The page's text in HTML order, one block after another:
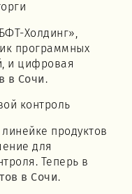
Холдинг»,
программных
и цифровая
в Сочи .
контроль
продуктов
для
Теперь в
в Сочи.